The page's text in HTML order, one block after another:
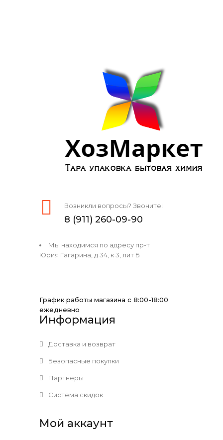
Возникли вопросы? Звоните!
8 (911) 260-09-90
Мы находимся по адресу пр-т
Юрия Гагарина, д 34, к 3, лит Б
График работы магазина с 8:00-18:00
ежедневно
Информация
Доставка и возврат
Безопасные покупки
Партнеры
Система скидок
Мой аккаунт